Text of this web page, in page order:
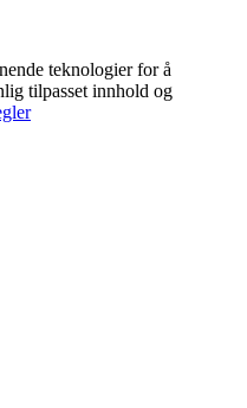
teknologier for å
tilpasset innhold og